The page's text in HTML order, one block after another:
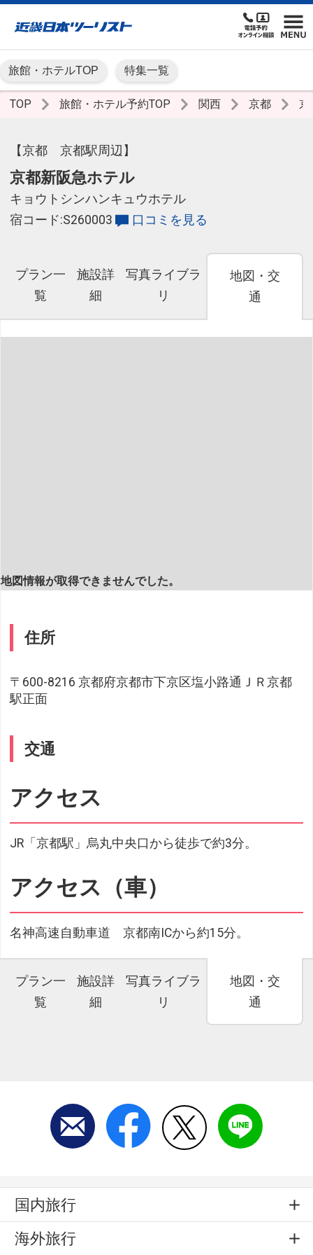
旅館・ホテルTOP 特集一覧
TOP 旅館・ホテル予約TOP 関西 京都 京
【京都 京都駅周辺】
京都新阪急ホテル
キョウトシンハンキュウホテル
宿コード:S260003
口コミを見る
プラン一
覧
施設詳
細
写真ライブラ
リ
地図・交
通
地図情報が取得できませんでした。
住所
〒600-8216 京都府京都市下京区塩小路通ＪＲ京都
駅正面
交通
アクセス
JR「京都駅」烏丸中央口から徒歩で約3分。
アクセス（車）
名神高速自動車道 京都南ICから約15分。
プラン一
覧
施設詳
細
写真ライブラ
リ
地図・交
通
国内旅行
海外旅行